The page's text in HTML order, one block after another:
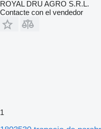
ROYAL DRU AGRO S.R.L.
Contacte con el vendedor
1